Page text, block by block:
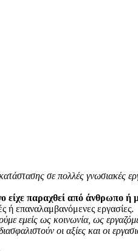
σε πολλές γνωσιακές
είχε παραχθεί από άνθρωπο ή
ή επαναλαμβανόμενες εργασίες.
εμείς ως κοινωνία, ως
οι αξίες και οι